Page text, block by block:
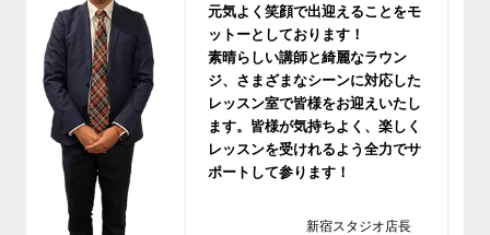
元気よく笑顔で出迎えることをモ
ットーとしております！
素晴らしい講師と綺麗なラウン
ジ、さまざまなシーンに対応した
レッスン室で皆様をお迎えいたし
ます。皆様が気持ちよく、楽しく
レッスンを受けれるよう全力でサ
ポートして参ります！
新宿スタジオ店長